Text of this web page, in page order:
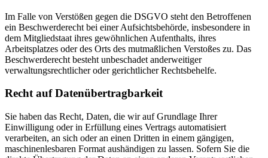
Im Falle von Verstößen gegen die DSGVO steht den Betroffenen
ein Beschwerderecht bei einer Aufsichtsbehörde, insbesondere in
dem Mitgliedstaat ihres gewöhnlichen Aufenthalts, ihres
Arbeitsplatzes oder des Orts des mutmaßlichen Verstoßes zu. Das
Beschwerderecht besteht unbeschadet anderweitiger
verwaltungsrechtlicher oder gerichtlicher Rechtsbehelfe.
Recht auf Datenübertragbarkeit
Sie haben das Recht, Daten, die wir auf Grundlage Ihrer
Einwilligung oder in Erfüllung eines Vertrags automatisiert
verarbeiten, an sich oder an einen Dritten in einem gängigen,
maschinenlesbaren Format aushändigen zu lassen. Sofern Sie die